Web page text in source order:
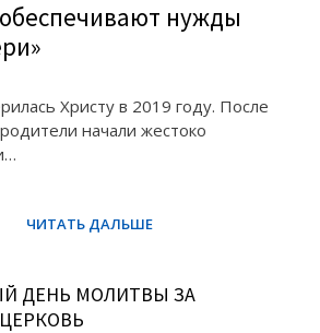
нужды
Христу в 2019 году. После
начали жестоко
ДЕНЬ МОЛИТВЫ ЗА